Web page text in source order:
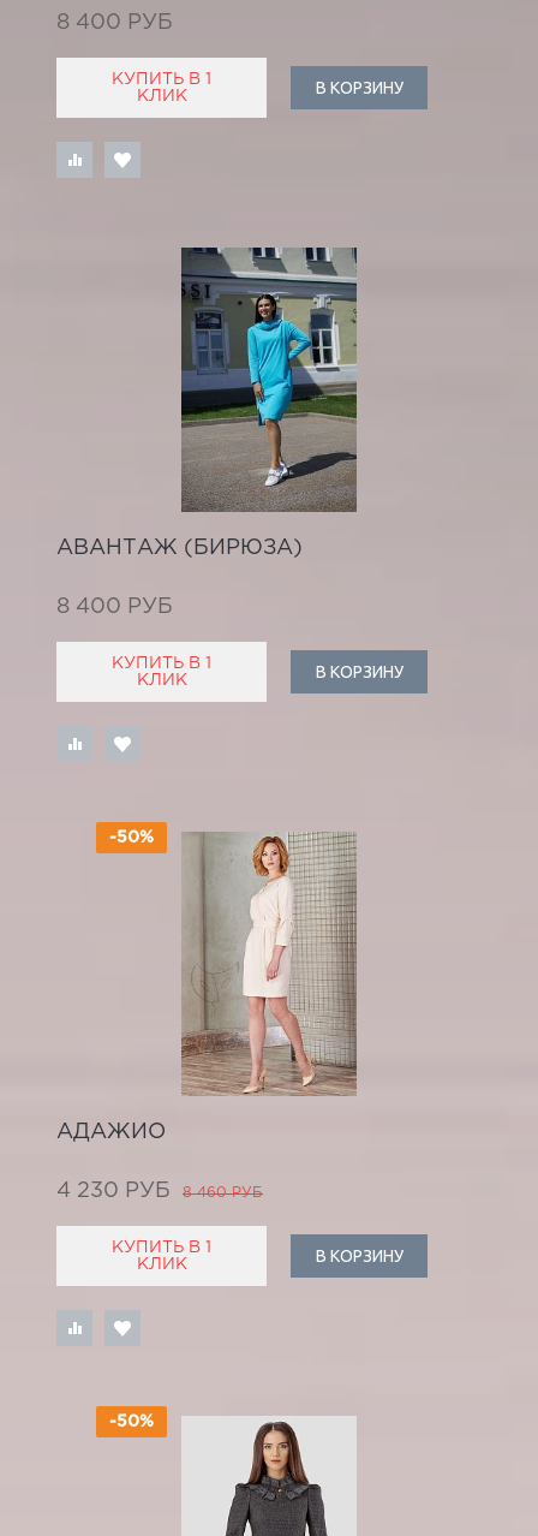
8 400 РУБ
КУПИТЬ В 1
КЛИК
В КОРЗИНУ
АВАНТАЖ (БИРЮЗА)
8 400 РУБ
КУПИТЬ В 1
КЛИК
В КОРЗИНУ
-50%
АДАЖИО
4 230 РУБ 8 460 РУБ
КУПИТЬ В 1
КЛИК
В КОРЗИНУ
-50%